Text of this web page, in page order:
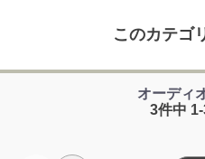
このカテゴ
オーディ
3件中